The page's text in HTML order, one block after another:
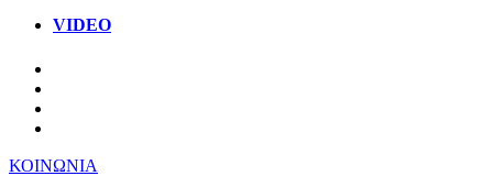
VIDEO
ΚΟΙΝΩΝΙΑ